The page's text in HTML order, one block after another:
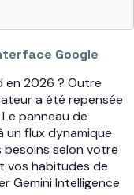
Google
en 2026 ? Outre
a été repensée
panneau de
flux dynamique
besoins selon votre
vos habitudes de
Gemini Intelligence